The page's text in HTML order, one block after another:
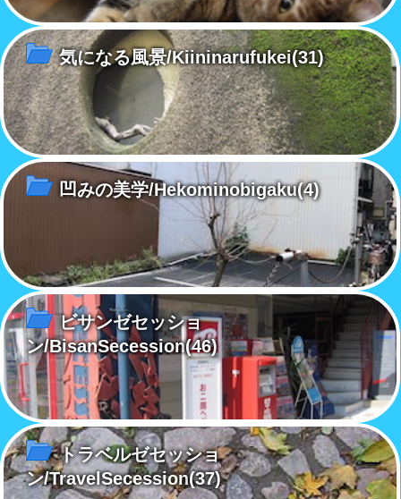
気になる風景/Kiininarufukei(31)
凹みの美学/Hekominobigaku(4)
ビサンゼセッショ
ン/BisanSecession(46)
トラベルゼセッショ
ン/TravelSecession(37)